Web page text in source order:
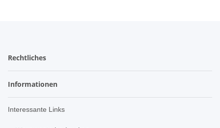
Rechtliches
Informationen
Interessante Links